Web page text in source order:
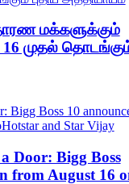
மக்களுக்கும்
16 முதல்
Door: Bigg Boss
from August 16